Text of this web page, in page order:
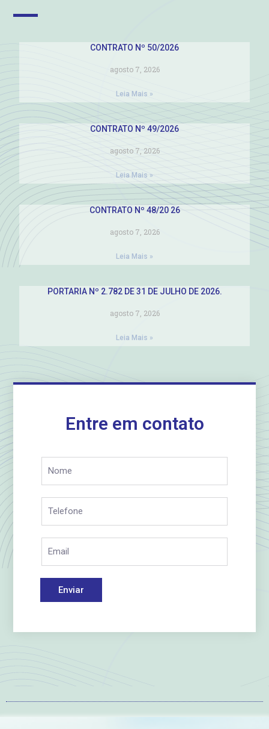
CONTRATO Nº 50/2026
agosto 7, 2026
Leia Mais »
CONTRATO Nº 49/2026
agosto 7, 2026
Leia Mais »
CONTRATO Nº 48/20 26
agosto 7, 2026
Leia Mais »
PORTARIA Nº 2.782 DE 31 DE JULHO DE 2026.
agosto 7, 2026
Leia Mais »
Entre em contato
Enviar